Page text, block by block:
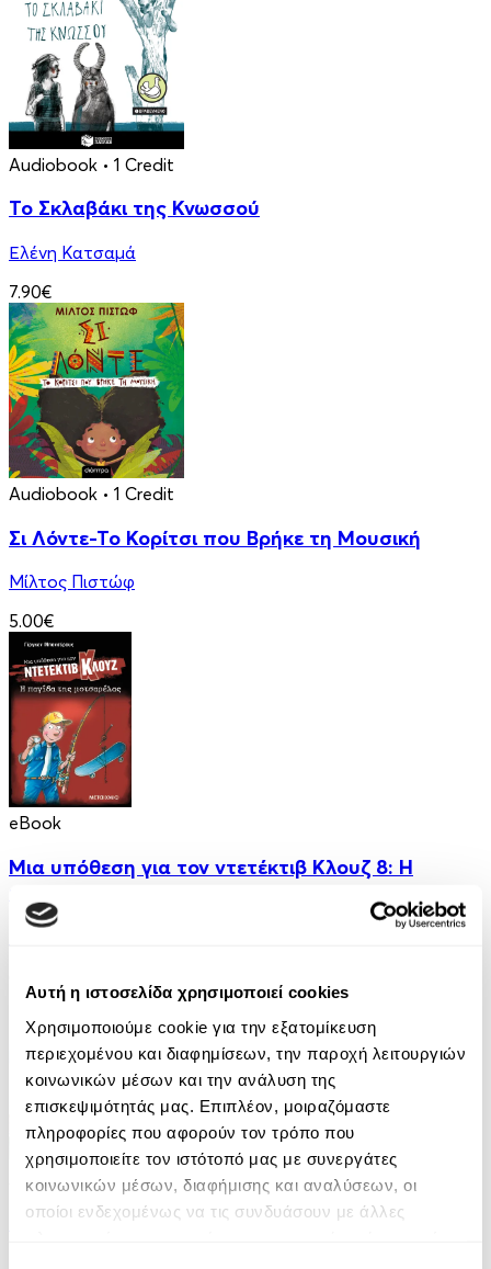
Αυτή η ιστοσελίδα χρησιμοποιεί cookies
Χρησιμοποιούμε cookie για την εξατομίκευση
περιεχομένου και διαφημίσεων, την παροχή λειτουργιών
κοινωνικών μέσων και την ανάλυση της
επισκεψιμότητάς μας. Επιπλέον, μοιραζόμαστε
πληροφορίες που αφορούν τον τρόπο που
χρησιμοποιείτε τον ιστότοπό μας με συνεργάτες
κοινωνικών μέσων, διαφήμισης και αναλύσεων, οι
οποίοι ενδεχομένως να τις συνδυάσουν με άλλες
Audiobook • 1 Credit
Το Σκλαβάκι της Κνωσσού
Ελένη Κατσαμά
7.90€
Audiobook • 1 Credit
Σι Λόντε-Το Κορίτσι που Βρήκε τη Μουσική
Μίλτος Πιστώφ
5.00€
eBook
Μια υπόθεση για τον ντετέκτιβ Κλουζ 8: Η
Audiobook • 1 Credit
Κάτω από τον Ίδιο Ουρανό